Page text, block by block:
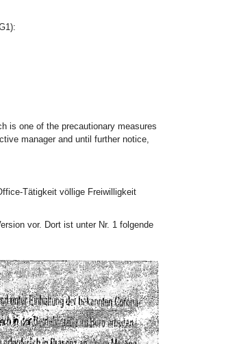
is one of the precautionary measures
manager and until further notice,
Tätigkeit völlige Freiwilligkeit
vor. Dort ist unter Nr. 1 folgende